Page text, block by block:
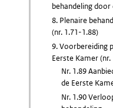
behandeling door
8. Plenaire
(nr. 1.71-1.88)
9. Voorbereiding
Eerste Kamer
Nr. 1.89
de Eerste
Nr. 1.90